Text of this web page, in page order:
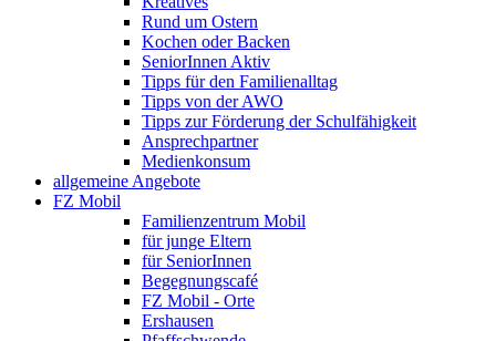
Rund um Ostern
Kochen oder Backen
SeniorInnen Aktiv
Tipps für den Familienalltag
Tipps von der AWO
Tipps zur Förderung der Schulfähigkeit
Ansprechpartner
Medienkonsum
allgemeine Angebote
FZ Mobil
Familienzentrum Mobil
für junge Eltern
für SeniorInnen
Begegnungscafé
FZ Mobil - Orte
Ershausen